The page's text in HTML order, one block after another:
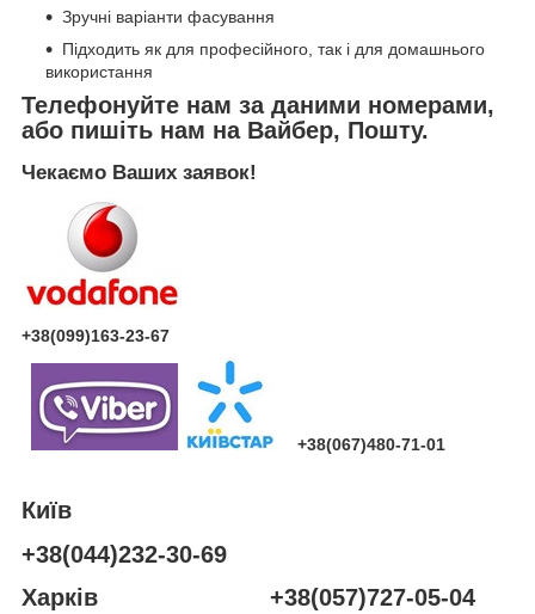
Зручні варіанти фасування
Підходить як для професійного, так і для домашнього
використання
Телефонуйте нам за даними номерами,
або пишіть нам на Вайбер, Пошту.
Чекаємо Ваших заявок!
+38(099)163-23-67
+38(067)480-71-01
Київ
+38(044)232-30-69
Харків +38(057)727-05-04